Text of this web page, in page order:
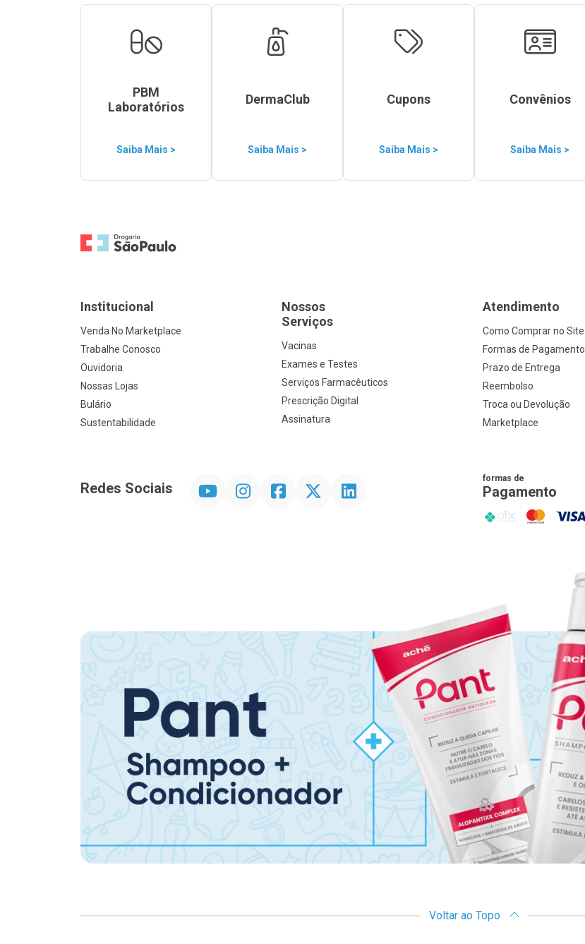
PBM
Laboratórios
Saiba Mais >
DermaClub
Saiba Mais >
Cupons
Saiba Mais >
Convênios
Saiba Mais >
Ir para a Home
Institucional
Venda No Marketplace
Trabalhe Conosco
Ouvidoria
Nossas Lojas
Bulário
Sustentabilidade
Nossos
Serviços
Vacinas
Exames e Testes
Serviços Farmacêuticos
Prescrição Digital
Assinatura
Atendimento
Como Comprar no Site
Formas de Pagamento
Prazo de Entrega
Reembolso
Troca ou Devolução
Marketplace
Redes Sociais InstagramFacebookTwitter Linkedin formas de
Pagamento
PIX MasterCard
VISA
Voltar ao Topo